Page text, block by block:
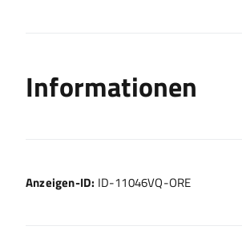
Informationen
Anzeigen-ID: ID-11046VQ-ORE